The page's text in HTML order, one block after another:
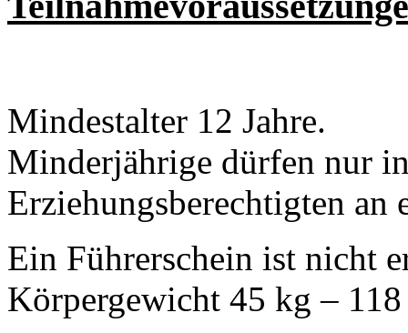
Mindestalter 12 Jahre.
Minderjährige dürfen nur
Erziehungsberechtigten an
Ein Führerschein ist nicht
Körpergewicht 45 kg –